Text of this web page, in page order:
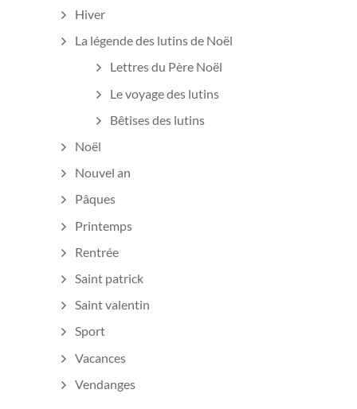
Hiver
La légende des lutins de Noël
Lettres du Père Noël
Le voyage des lutins
Bêtises des lutins
Noël
Nouvel an
Pâques
Printemps
Rentrée
Saint patrick
Saint valentin
Sport
Vacances
Vendanges